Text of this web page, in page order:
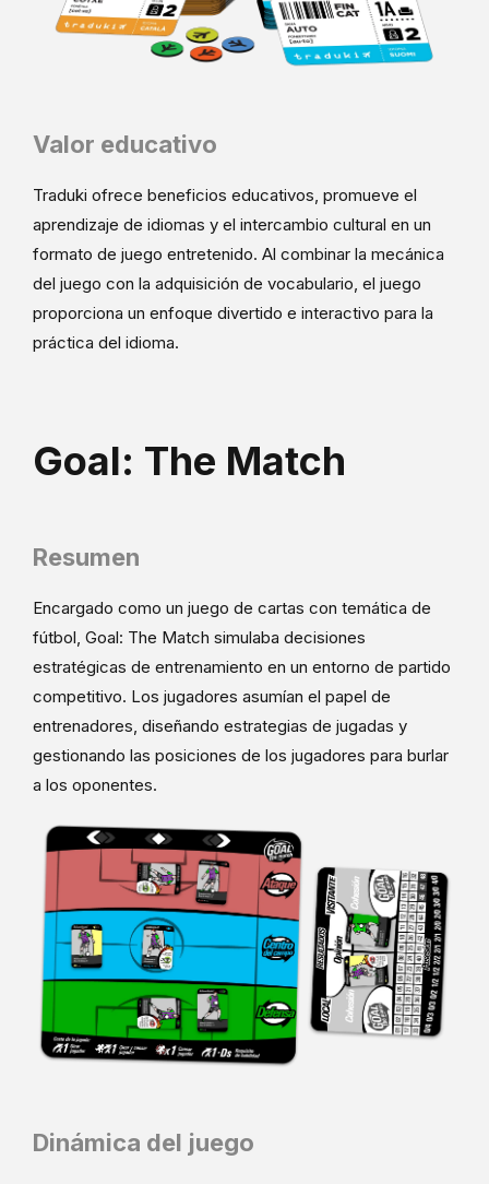
Valor educativo
Traduki ofrece beneficios educativos, promueve el
aprendizaje de idiomas y el intercambio cultural en un
formato de juego entretenido. Al combinar la mecánica
del juego con la adquisición de vocabulario, el juego
proporciona un enfoque divertido e interactivo para la
práctica del idioma.
Goal: The Match
Resumen
Encargado como un juego de cartas con temática de
fútbol, ​​Goal: The Match simulaba decisiones
estratégicas de entrenamiento en un entorno de partido
competitivo. Los jugadores asumían el papel de
entrenadores, diseñando estrategias de jugadas y
gestionando las posiciones de los jugadores para burlar
a los oponentes.
Dinámica del juego